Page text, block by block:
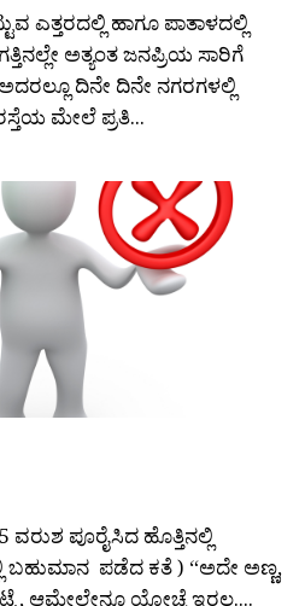
ಎತ್ತರದಲ್ಲಿ ಹಾಗೂ ಪಾತಾಳದಲ್ಲಿ
ಅತ್ಯಂತ ಜನಪ್ರಿಯ ಸಾರಿಗೆ
ದಿನೇ ದಿನೇ ನಗರಗಳಲ್ಲಿ
ರಸ್ತೆಯ ಮೇಲೆ ಪ್ರತಿ...
ಪೂರೈಸಿದ ಹೊತ್ತಿನಲ್ಲಿ
ಬಹುಮಾನ ಪಡೆದ ಕತೆ ) “ಅದೇ ಅಣ್ಣ,
ಆಮೇಲೇನೂ ಯೋಚ್ನೆ ಇರಲ್ಲ....